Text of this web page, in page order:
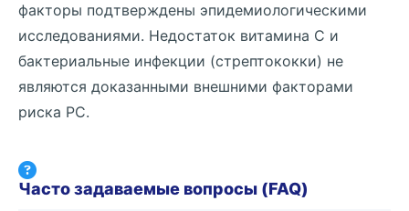
факторы подтверждены эпидемиологическими
исследованиями. Недостаток витамина C и
бактериальные инфекции (стрептококки) не
являются доказанными внешними факторами
риска РС.
Часто задаваемые вопросы (FAQ)